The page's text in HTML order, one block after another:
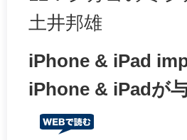
土井邦雄
iPhone & iPad
iPhone & iPadが